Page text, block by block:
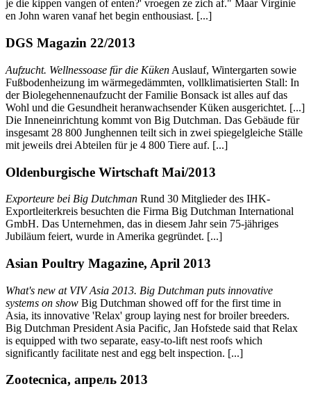
je die kippen vangen of enten?' vroegen ze zich af." Maar Virginie
en John waren vanaf het begin enthousiast. [...]
DGS Magazin 22/2013
Aufzucht. Wellnessoase für die Küken Auslauf, Wintergarten sowie
Fußbodenheizung im wärmegedämmten, vollklimatisierten Stall: In
der Biolegehennenaufzucht der Familie Bonsack ist alles auf das
Wohl und die Gesundheit heranwachsender Küken ausgerichtet. [...]
Die Inneneinrichtung kommt von Big Dutchman. Das Gebäude für
insgesamt 28 800 Junghennen teilt sich in zwei spiegelgleiche Ställe
mit jeweils drei Abteilen für je 4 800 Tiere auf. [...]
Oldenburgische Wirtschaft Mai/2013
Exporteure bei Big Dutchman Rund 30 Mitglieder des IHK-
Exportleiterkreis besuchten die Firma Big Dutchman International
GmbH. Das Unternehmen, das in diesem Jahr sein 75-jähriges
Jubiläum feiert, wurde in Amerika gegründet. [...]
Asian Poultry Magazine, April 2013
What's new at VIV Asia 2013. Big Dutchman puts innovative
systems on show Big Dutchman showed off for the first time in
Asia, its innovative 'Relax' group laying nest for broiler breeders.
Big Dutchman President Asia Pacific, Jan Hofstede said that Relax
is equipped with two separate, easy-to-lift nest roofs which
significantly facilitate nest and egg belt inspection. [...]
Zootecnica, апрель 2013